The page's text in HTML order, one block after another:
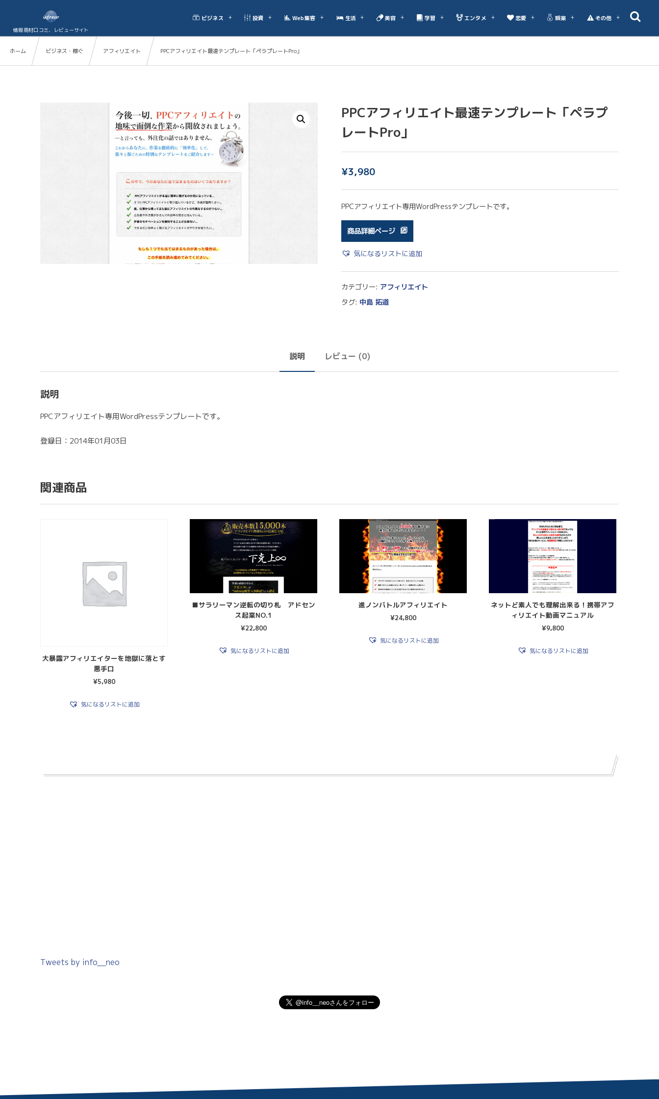
情報商材口コミ、レビューサイト
ビジネス 投資 Web集客 生活 美容 学習 エンタメ 恋愛 娯楽 その他
ホーム ビジネス・稼ぐ アフィリエイト PPCアフィリエイト最速テンプレート「ペラプレートPro」
PPCアフィリエイト最速テンプレート「ペラプ
レートPro」
¥3,980
PPCアフィリエイト専用WordPressテンプレートです。
商品詳細ページ
気になるリストに追加
カテゴリー: アフィリエイト
タグ: 中島 拓道
説明 レビュー (0)
説明
PPCアフィリエイト専用WordPressテンプレートです。
登録日：2014年01月03日
関連商品
大暴露アフィリエイターを地獄に落とす
悪手口
¥5,980
気になるリストに追加
■サラリーマン逆転の切り札 アドセン
ス起業NO.1
¥22,800
気になるリストに追加
進ノンバトルアフィリエイト
¥24,800
気になるリストに追加
ネットど素人でも理解出来る！携帯アフ
ィリエイト動画マニュアル
¥9,800
気になるリストに追加
Tweets by info__neo